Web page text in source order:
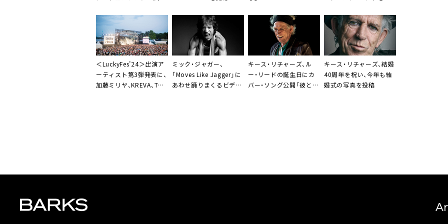
＜LuckyFes’24＞出演ア
ーティスト第3弾発表に、
加藤ミリヤ、KREVA、THE
ミック・ジャガー、
「Moves Like Jagger」に
あわせ踊りまくるビデオ
キース・リチャーズ、ル
ー・リードの誕生日にカ
バー・ソング公開「彼と彼
キース・リチャーズ、結婚
40周年を祝い、今年も結
婚式の写真を投稿